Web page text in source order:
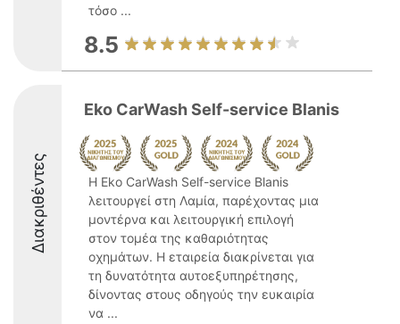
τόσο ...
8.5
Διακριθέντες
Eko CarWash Self-service Blanis
Η Eko CarWash Self-service Blanis
λειτουργεί στη Λαμία, παρέχοντας μια
μοντέρνα και λειτουργική επιλογή
στον τομέα της καθαριότητας
οχημάτων. Η εταιρεία διακρίνεται για
τη δυνατότητα αυτοεξυπηρέτησης,
δίνοντας στους οδηγούς την ευκαιρία
να ...